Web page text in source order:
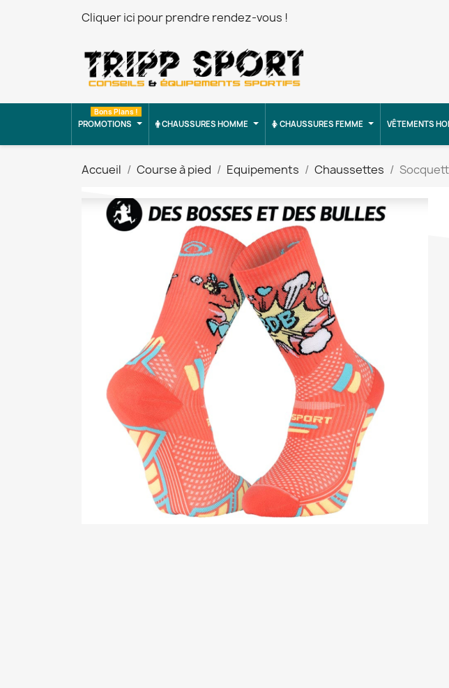
Cliquer ici pour prendre rendez-vous !
PROMOTIONS
Bons Plans !
CHAUSSURES HOMME CHAUSSURES FEMME VÊTEMENTS
Accueil Course à pied Equipements Chaussettes